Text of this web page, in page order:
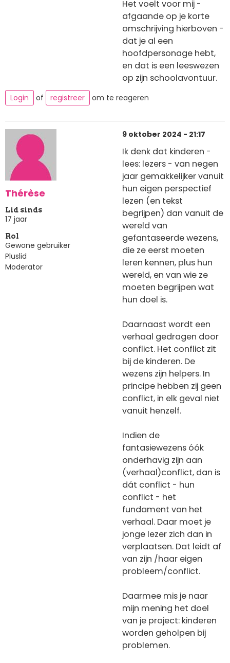
Het voelt voor mij -
afgaande op je korte
omschrijving hierboven -
dat je al een
hoofdpersonage hebt,
en dat is een leeswezen
op zijn schoolavontuur.
Login of registreer om te reageren
Thérèse
Lid sinds
17 jaar
Rol
Gewone gebruiker
Pluslid
Moderator
9 oktober 2024 - 21:17
Ik denk dat kinderen -
lees: lezers - van negen
jaar gemakkelijker vanuit
hun eigen perspectief
lezen (en tekst
begrijpen) dan vanuit de
wereld van
gefantaseerde wezens,
die ze eerst moeten
leren kennen, plus hun
wereld, en van wie ze
moeten begrijpen wat
hun doel is.
Daarnaast wordt een
verhaal gedragen door
conflict. Het conflict zit
bij de kinderen. De
wezens zijn helpers. In
principe hebben zij geen
conflict, in elk geval niet
vanuit henzelf.
Indien de
fantasiewezens óók
onderhavig zijn aan
(verhaal)conflict, dan is
dát conflict - hun
conflict - het
fundament van het
verhaal. Daar moet je
jonge lezer zich dan in
verplaatsen. Dat leidt af
van zijn /haar eigen
probleem/conflict.
Daarmee mis je naar
mijn mening het doel
van je project: kinderen
worden geholpen bij
problemen.